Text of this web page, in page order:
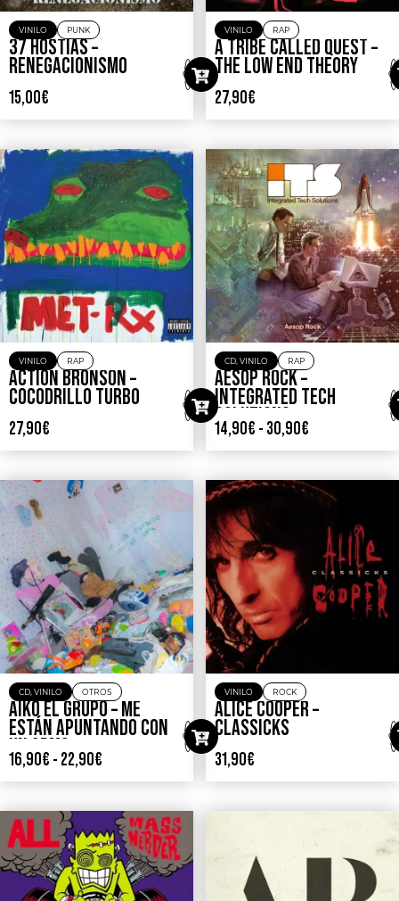
VINILO PUNK
37 HOSTIAS –
RENEGACIONISMO
15,00€
VINILO RAP
A TRIBE CALLED QUEST –
THE LOW END THEORY
27,90€
VINILO RAP
ACTION BRONSON –
COCODRILLO TURBO
27,90€
CD, VINILO RAP
AESOP ROCK –
INTEGRATED TECH
SOLUTIONS
14,90€ - 30,90€
CD, VINILO OTROS
AIKO EL GRUPO – ME
ESTÁN APUNTANDO CON
UN ARMA
16,90€ - 22,90€
VINILO ROCK
ALICE COOPER –
CLASSICKS
31,90€